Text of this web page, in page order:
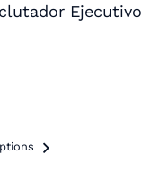
Ejecutivo
